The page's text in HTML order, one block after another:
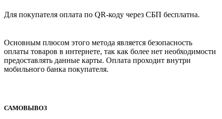
Для покупателя оплата по QR-коду через СБП бесплатна.
Основным плюсом этого метода является безопасность
оплаты товаров в интернете, так как более нет необходимости
предоставлять данные карты. Оплата проходит внутри
мобильного банка покупателя.
САМОВЫВОЗ